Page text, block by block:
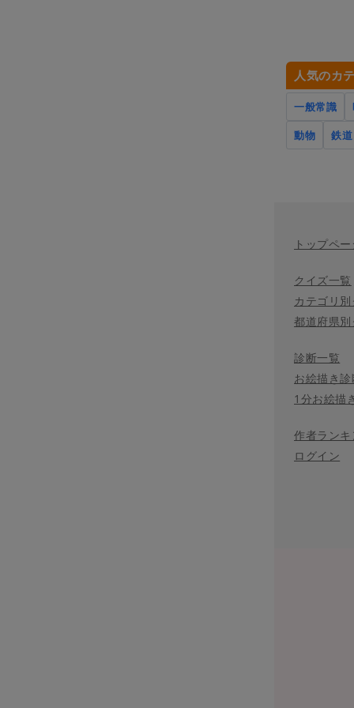
人気のカ
一般常識
動物
鉄道
トップペ
クイズ一覧
カテゴリ
都道府県
診断一覧
お絵描き
1分お絵描
作者ラン
ログイン